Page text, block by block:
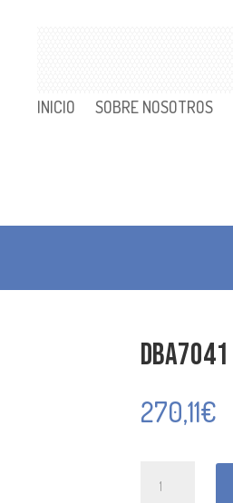
INICIO SOBRE NOSOTROS
DBA7041
270,11€